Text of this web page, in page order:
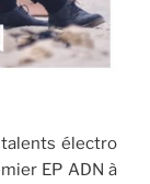
électro
EP ADN à